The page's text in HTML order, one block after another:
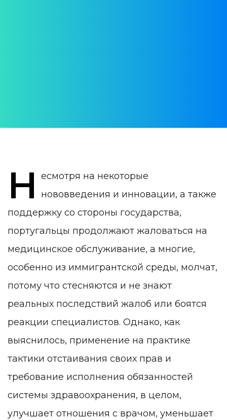
Н
есмотря на некоторые
нововведения и инновации, а также
поддержку со стороны государства,
португальцы продолжают жаловаться на
медицинское обслуживание, а многие,
особенно из иммигрантской среды, молчат,
потому что стесняются и не знают
реальных последствий жалоб или боятся
реакции специалистов. Однако, как
выяснилось, применение на практике
тактики отстаивания своих прав и
требование исполнения обязанностей
системы здравоохранения, в целом,
улучшает отношения с врачом, уменьшает